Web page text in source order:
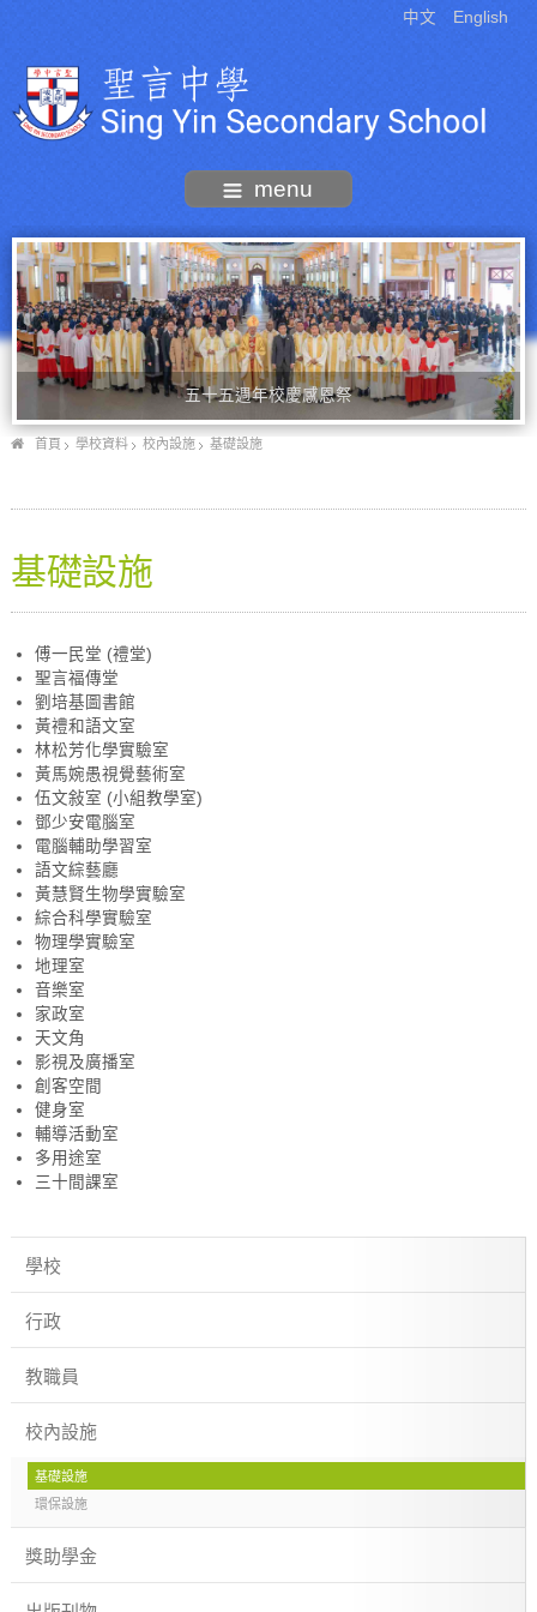
中文 English
menu
五十五週年校慶感恩祭
首頁 學校資料 校內設施 基礎設施
基礎設施
傅一民堂 (禮堂)
聖言福傳堂
劉培基圖書館
黃禮和語文室
林松芳化學實驗室
黃馬婉愚視覺藝術室
伍文敍室 (小組教學室)
鄧少安電腦室
電腦輔助學習室
語文綜藝廳
黃慧賢生物學實驗室
綜合科學實驗室
物理學實驗室
地理室
音樂室
家政室
天文角
影視及廣播室
創客空間
健身室
輔導活動室
多用途室
三十間課室
學校
行政
教職員
校內設施
基礎設施
環保設施
獎助學金